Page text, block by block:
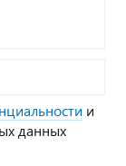
и
данных